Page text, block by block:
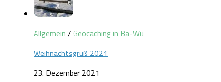
Allgemein / Geocaching in Ba-Wü
Weihnachtsgruß 2021
23. Dezember 2021